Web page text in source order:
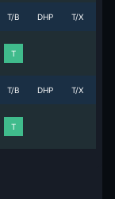
T/B DHP T/X
T
T/B DHP T/X
T